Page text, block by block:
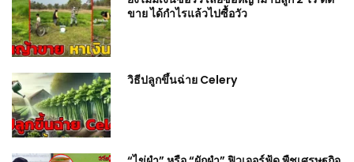
ขาย ได้กำไรแล้วไปซื้อวัว
วิธีปลูกขึ้นฉ่าย Celery